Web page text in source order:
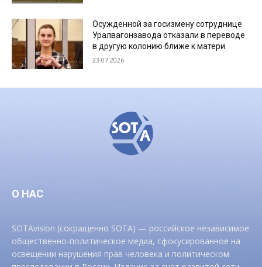
Осужденной за госизмену сотруднице
Уралвагонзавода отказали в переводе
в другую колонию ближе к матери
23.07.2026
О НАС
SOTAvision (сокращенно SOTA) — российское независимое
общественно-политическое медиа, сфокусированное на
освещении нарушения прав человека и политическом